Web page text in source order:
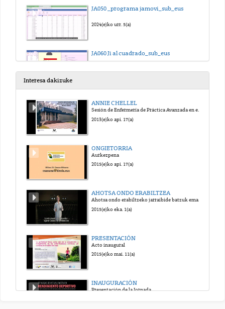
JA050 _programa jamovi_sub_eus
2024(e)ko urr. 5(a)
JA060 Ji al cuadrado_sub_eus
2024(e)ko urr. 5(a)
2024(e)ko urr. 5(a)
Interesa dakizuke
ANNIE CHELLEL
Sesión de Enfermería de Práctica Avanzada en el Reino Unido
2013(e)ko api. 17(a)
ONGIETORRIA
Aurkezpena
2015(e)ko api. 17(a)
AHOTSA ONDO ERABILTZEA
Ahotsa ondo erabiltzeko jarraibide batzuk ematen dituen bideoa.
2015(e)ko eka. 1(a)
PRESENTACIÓN
Acto inaugural
2015(e)ko mai. 11(a)
INAUGURACIÓN
Presentación de la Jornada